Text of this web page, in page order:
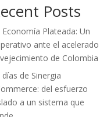
Posts
Economía Plateada: Un
ante el acelerado
de Colombia
días de Sinergia
del esfuerzo
a un sistema que